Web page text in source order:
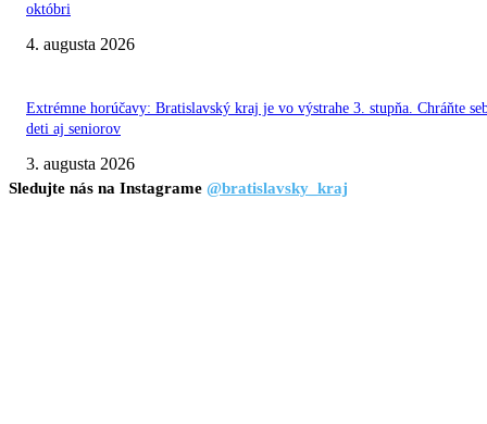
októbri
4. augusta 2026
Extrémne horúčavy: Bratislavský kraj je vo výstrahe 3. stupňa. Chráňte
deti aj seniorov
3. augusta 2026
Sledujte nás na Instagrame @bratislavsky_kraj